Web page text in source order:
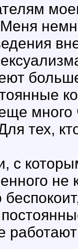
много
тех,
с
не